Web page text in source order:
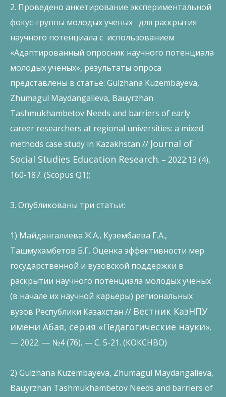
2. Проведено анкетирование экспериментальной
фокус-группы молодых ученых для раскрытия
научного потенциала с использованием
«Адаптированный опросник научного потенциала
молодых ученых», результаты опроса
представлены в статье: Gulzhana Kuzembayeva,
Zhumagul Maydangalieva, Bauyrzhan
Tashmukhambetov Needs and barriers of early
career researchers at regional universities: a mixed
methods case study in Kazakhstan // Journal of
Social Studies Education Research. – 2022:13 (4),
160-187. (Scopus Q1);
3. Опубликованы три статьи:
1) Майдангалиева Ж.А., Кузембаева Г.А.,
Ташмухамбетов Б.Г. Оценка эффективности мер
государственной и вузовской поддержки в
раскрытии научного потенциала молодых ученых
(в начале их научной карьеры) региональных
вузов Республики Казахстан // Вестник КазНПУ
имени Абая, серия «Педагогические науки».
— 2022. — №4 (76). — С. 5-21. (КОКСНВО)
2) Gulzhana Kuzembayeva, Zhumagul Maydangalieva,
Bauyrzhan Tashmukhambetov Needs and barriers of